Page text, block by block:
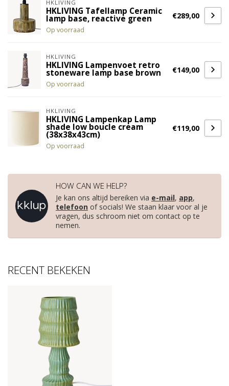
HKLIVING
HKLIVING Tafellamp Ceramic
lamp base, reactive green
Op voorraad
€289,00
HKLIVING
HKLIVING Lampenvoet retro
stoneware lamp base brown
Op voorraad
€149,00
HKLIVING
HKLIVING Lampenkap Lamp
shade low boucle cream
(38x38x43cm)
Op voorraad
€119,00
HOW CAN WE HELP?
Je kan ons altijd bereiken via e-mail, app,
telefoon of socials! We staan klaar voor al je
vragen, dus schroom niet om contact op te
nemen.
RECENT BEKEKEN